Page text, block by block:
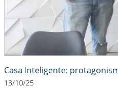
Casa Inteligente:
13/10/25